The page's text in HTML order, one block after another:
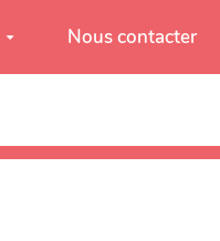
Nous contacter